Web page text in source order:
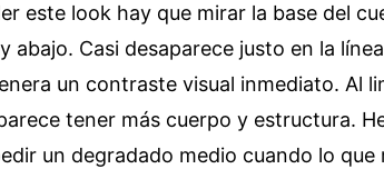
este look hay que mirar la base del
abajo. Casi desaparece justo en la
un contraste visual inmediato. Al
tener más cuerpo y estructura.
un degradado medio cuando lo